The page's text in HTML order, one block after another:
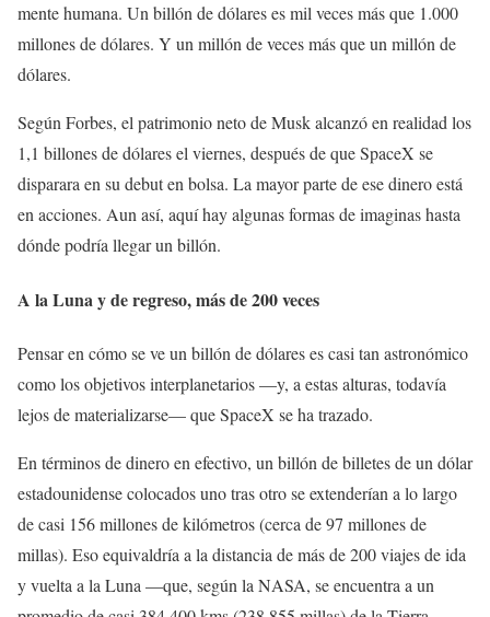
mente humana. Un billón de dólares es mil veces más que 1.000
millones de dólares. Y un millón de veces más que un millón de
dólares.
Según Forbes, el patrimonio neto de Musk alcanzó en realidad los
1,1 billones de dólares el viernes, después de que SpaceX se
disparara en su debut en bolsa. La mayor parte de ese dinero está
en acciones. Aun así, aquí hay algunas formas de imaginas hasta
dónde podría llegar un billón.
A la Luna y de regreso, más de 200 veces
Pensar en cómo se ve un billón de dólares es casi tan astronómico
como los objetivos interplanetarios —y, a estas alturas, todavía
lejos de materializarse— que SpaceX se ha trazado.
En términos de dinero en efectivo, un billón de billetes de un dólar
estadounidense colocados uno tras otro se extenderían a lo largo
de casi 156 millones de kilómetros (cerca de 97 millones de
millas). Eso equivaldría a la distancia de más de 200 viajes de ida
y vuelta a la Luna —que, según la NASA, se encuentra a un